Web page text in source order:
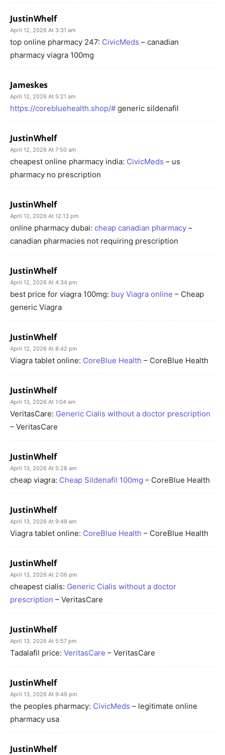
JustinWhelf
April 12, 2026 At 3:31 am
top online pharmacy 247: CivicMeds – canadian
pharmacy viagra 100mg
Jameskes
April 12, 2026 At 5:21 am
https://corebluehealth.shop/# generic sildenafil
JustinWhelf
April 12, 2026 At 7:50 am
cheapest online pharmacy india: CivicMeds – us
pharmacy no prescription
JustinWhelf
April 12, 2026 At 12:13 pm
online pharmacy dubai: cheap canadian pharmacy –
canadian pharmacies not requiring prescription
JustinWhelf
April 12, 2026 At 4:34 pm
best price for viagra 100mg: buy Viagra online – Cheap
generic Viagra
JustinWhelf
April 12, 2026 At 8:42 pm
Viagra tablet online: CoreBlue Health – CoreBlue Health
JustinWhelf
April 13, 2026 At 1:04 am
VeritasCare: Generic Cialis without a doctor prescription
– VeritasCare
JustinWhelf
April 13, 2026 At 5:28 am
cheap viagra: Cheap Sildenafil 100mg – CoreBlue Health
JustinWhelf
April 13, 2026 At 9:49 am
Viagra tablet online: CoreBlue Health – CoreBlue Health
JustinWhelf
April 13, 2026 At 2:06 pm
cheapest cialis: Generic Cialis without a doctor
prescription – VeritasCare
JustinWhelf
April 13, 2026 At 5:57 pm
Tadalafil price: VeritasCare – VeritasCare
JustinWhelf
April 13, 2026 At 9:49 pm
the peoples pharmacy: CivicMeds – legitimate online
pharmacy usa
JustinWhelf